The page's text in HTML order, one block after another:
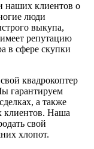
наших клиентов о
люди
выкупа,
репутацию
в сфере скупки
квадрокоптер
гарантируем
а также
клиентов. Наша
свой
хлопот.